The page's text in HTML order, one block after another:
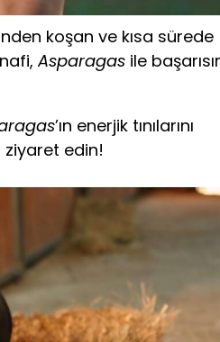
koşan ve kısa sürede
Asparagas ile
’ın enerjik tınılarını
edin!